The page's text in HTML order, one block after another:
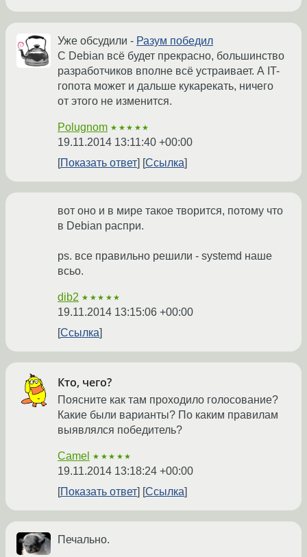
Уже обсудили - Разум победил
С Debian всё будет прекрасно, большинство
разработчиков вполне всё устраивает. А IT-
гопота может и дальше кукарекать, ничего
от этого не изменится.
Polugnom ★★★★★
19.11.2014 13:11:40 +00:00
Показать ответ
Ссылка
вот оно и в мире такое творится, потому что
в Debian распри.
ps. все правильно решили - systemd наше
всьо.
dib2 ★★★★★
19.11.2014 13:15:06 +00:00
Ссылка
Кто, чего?
Поясните как там проходило голосование?
Какие были варианты? По каким правилам
выявлялся победитель?
Camel ★★★★★
19.11.2014 13:18:24 +00:00
Показать ответ
Ссылка
Печально.